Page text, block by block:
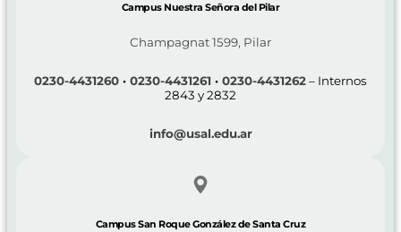
Campus Nuestra Señora del Pilar
Champagnat 1599, Pilar
0230-4431260 · 0230-4431261 · 0230-4431262– Internos
2843 y 2832
info@usal.edu.ar
Campus San Roque González de Santa Cruz